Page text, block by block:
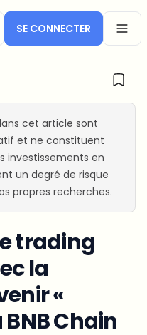
SE CONNECTER
cet article sont
et ne constituent
investissements en
un degré de risque
propres recherches.
trading
la
«
Chain